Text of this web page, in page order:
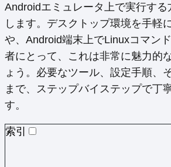
Androidエミュレータ上で実行する
します。デスクトップ環境を手軽
や、Android端末上でLinuxコマン
者にとって、これは非常に魅力的
ょう。必要なツール、設定手順、
まで、ステップバイステップで丁
す。
索引